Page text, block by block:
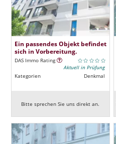
Ein passendes Objekt befindet
sich in Vorbereitung.
DAS Immo Rating
Aktuell in Prüfung
Kategorien
Denkmal
Bitte sprechen Sie uns direkt an.